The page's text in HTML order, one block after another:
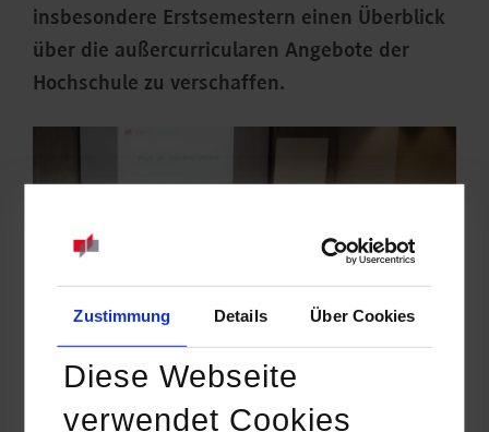
Zustimmung Details Über Cookies
Diese Webseite
verwendet Cookies
insbesondere Erstsemestern einen Überblick
über die außercurricularen Angebote der
Hochschule zu verschaffen.